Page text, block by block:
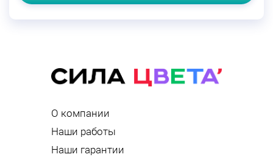
О компании
Наши работы
Наши гарантии